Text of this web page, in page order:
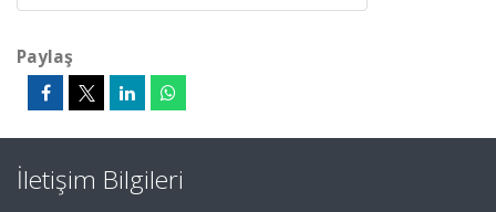
Paylaş
İletişim Bilgileri